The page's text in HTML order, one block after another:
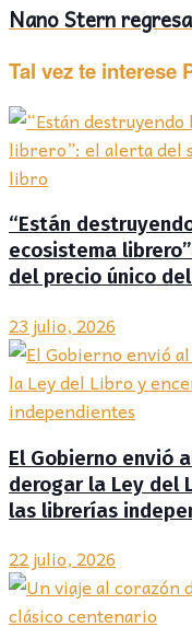
Nano Stern
Tal vez te interese
“Están
ecosistema
del precio único
23 julio, 2026
El Gobierno envió
derogar la Ley del
las librerías
22 julio, 2026